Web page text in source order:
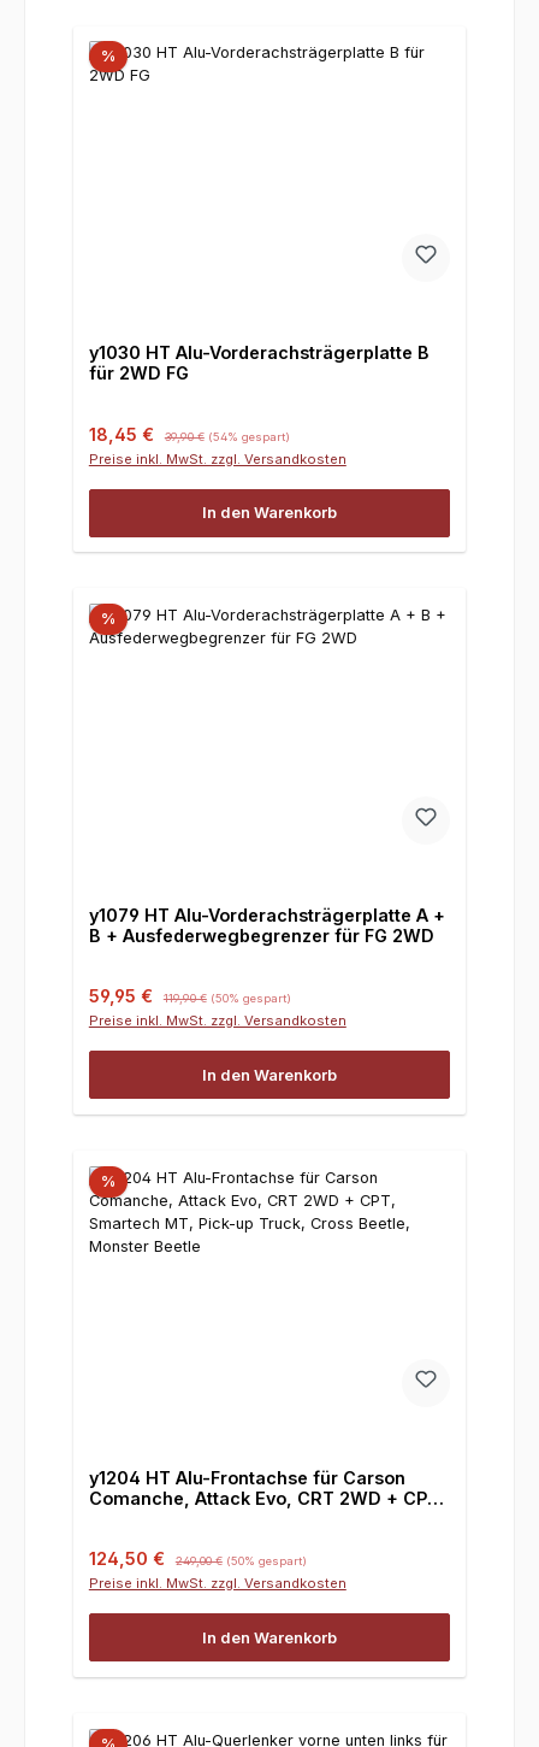
%
y1030 HT Alu-Vorderachsträgerplatte B
für 2WD FG
Verkaufspreis:
18,45 € 39,90 € (54% gespart)
Preise inkl. MwSt. zzgl. Versandkosten
In den Warenkorb
%
y1079 HT Alu-Vorderachsträgerplatte A +
B + Ausfederwegbegrenzer für FG 2WD
Verkaufspreis:
59,95 € Regulärer Preis:
119,90 € (50% gespart)
Preise inkl. MwSt. zzgl. Versandkosten
In den Warenkorb
%
y1204 HT Alu-Frontachse für Carson
Comanche, Attack Evo, CRT 2WD + CPT,
Verkaufspreis:
124,50 € 249,00 € (50% gespart)
Preise inkl. MwSt. zzgl. Versandkosten
In den Warenkorb